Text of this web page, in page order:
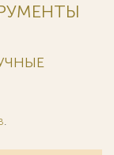
.